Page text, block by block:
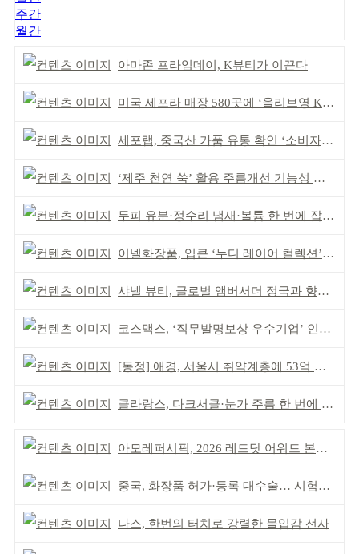
주간
월간
아마존 프라임데이, K뷰티가 이끈다
미국 세포라 매장 580곳에 ‘올리브영 K뷰티에딧’ 론칭
세포랩, 중국산 가품 유통 확인 ‘소비자 주의’ 당부
‘제주 천연 쑥’ 활용 주름개선 기능성 식약처 심사 통과
두피 유분·정수리 냄새·볼륨 한 번에 잡는다
이넬화장품, 입큰 ‘누디 레이어 컬렉션’ 출시
샤넬 뷰티, 글로벌 앰버서더 정국과 향수 캠페인 공개
코스맥스, ‘직무발명보상 우수기업’ 인증 획득 IP 경영 강화
[동정] 애경, 서울시 취약계층에 53억 제품 기부
클라랑스, 다크서클·눈가 주름 한 번에 더블 케어
아모레퍼시픽, 2026 레드닷 어워드 본상 2개 수상
중국, 화장품 허가·등록 대수술… 시험자료 공용 허용
나스, 한번의 터치로 강렬한 몰입감 선사